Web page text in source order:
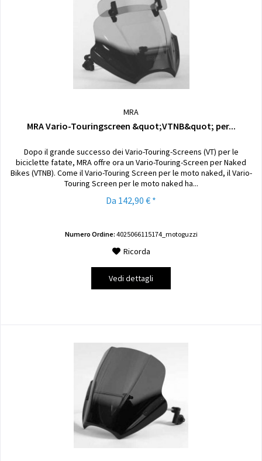
MRA
MRA Vario-Touringscreen &quot;VTNB&quot; per...
Dopo il grande successo dei Vario-Touring-Screens (VT) per le
biciclette fatate, MRA offre ora un Vario-Touring-Screen per Naked
Bikes (VTNB). Come il Vario-Touring Screen per le moto naked, il Vario-
Touring Screen per le moto naked ha...
Da 142,90 € *
Numero Ordine: 4025066115174_motoguzzi
Ricorda
Vedi dettagli